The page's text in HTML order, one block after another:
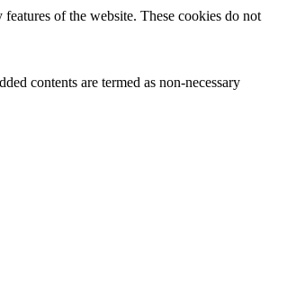
of the website. These cookies do not
contents are termed as non-necessary